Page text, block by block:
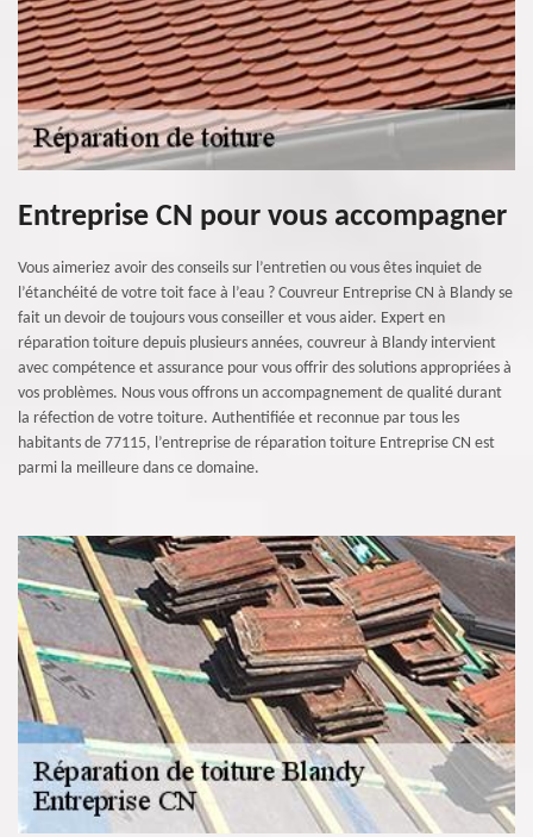
Entreprise CN pour vous accompagner
Vous aimeriez avoir des conseils sur l’entretien ou vous êtes inquiet de
l’étanchéité de votre toit face à l’eau ? Couvreur Entreprise CN à Blandy se
fait un devoir de toujours vous conseiller et vous aider. Expert en
réparation toiture depuis plusieurs années, couvreur à Blandy intervient
avec compétence et assurance pour vous offrir des solutions appropriées à
vos problèmes. Nous vous offrons un accompagnement de qualité durant
la réfection de votre toiture. Authentifiée et reconnue par tous les
habitants de 77115, l’entreprise de réparation toiture Entreprise CN est
parmi la meilleure dans ce domaine.